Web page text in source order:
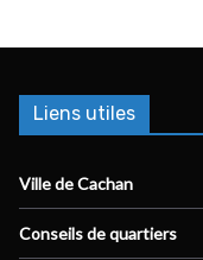
Liens utiles
Ville de Cachan
Conseils de quartiers